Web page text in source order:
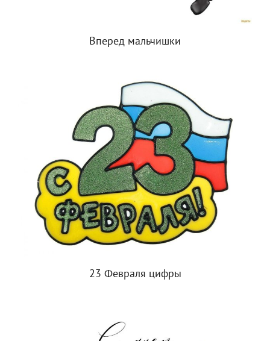
Вперед мальчишки
23 Февраля цифры